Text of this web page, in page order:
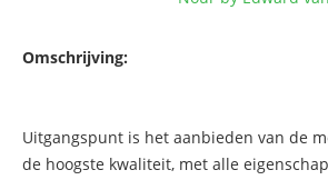
Omschrijving:
Uitgangspunt is het aanbieden van de
de hoogste kwaliteit, met alle